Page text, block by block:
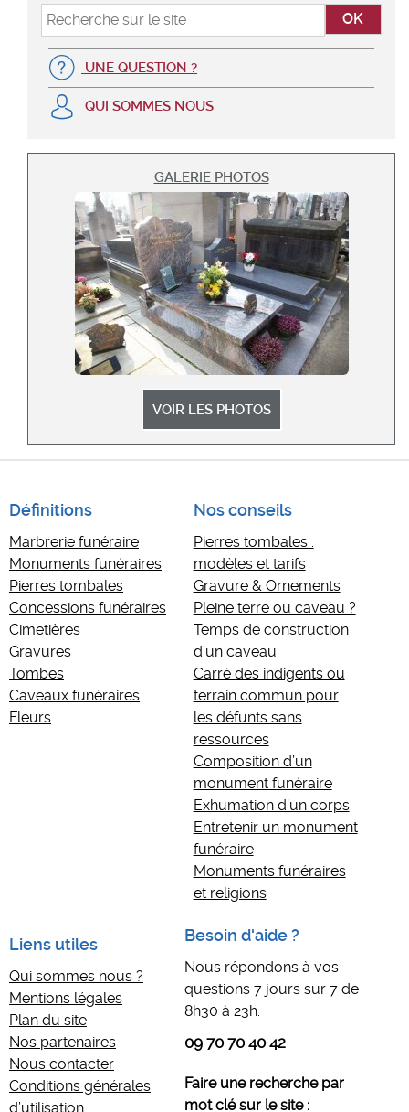
UNE QUESTION ?
QUI SOMMES NOUS
GALERIE PHOTOS
VOIR LES PHOTOS
Définitions
Marbrerie funéraire
Monuments funéraires
Pierres tombales
Concessions funéraires
Cimetières
Gravures
Tombes
Caveaux funéraires
Fleurs
Nos conseils
Pierres tombales :
modèles et tarifs
Gravure & Ornements
Pleine terre ou caveau ?
Temps de construction
d’un caveau
Carré des indigents ou
terrain commun pour
les défunts sans
ressources
Composition d’un
monument funéraire
Exhumation d’un corps
Entretenir un monument
funéraire
Monuments funéraires
et religions
Liens utiles
Qui sommes nous ?
Mentions légales
Plan du site
Nos partenaires
Nous contacter
Conditions générales
d’utilisation
Besoin d'aide ?
Nous répondons à vos
questions 7 jours sur 7 de
8h30 à 23h.
09 70 70 40 42
Faire une recherche par
mot clé sur le site :